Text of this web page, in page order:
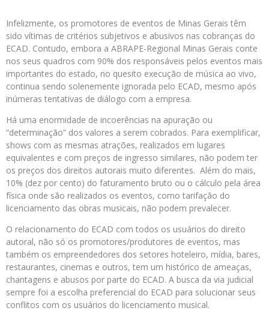
Infelizmente, os promotores de eventos de Minas Gerais têm
sido vítimas de critérios subjetivos e abusivos nas cobranças do
ECAD. Contudo, embora a ABRAPE-Regional Minas Gerais conte
nos seus quadros com 90% dos responsáveis pelos eventos mais
importantes do estado, no quesito execução de música ao vivo,
continua sendo solenemente ignorada pelo ECAD, mesmo após
inúmeras tentativas de diálogo com a empresa.
Há uma enormidade de incoerências na apuração ou
“determinação” dos valores a serem cobrados. Para exemplificar,
shows com as mesmas atrações, realizados em lugares
equivalentes e com preços de ingresso similares, não podem ter
os preços dos direitos autorais muito diferentes. Além do mais,
10% (dez por cento) do faturamento bruto ou o cálculo pela área
física onde são realizados os eventos, como tarifação do
licenciamento das obras musicais, não podem prevalecer.
O relacionamento do ECAD com todos os usuários do direito
autoral, não só os promotores/produtores de eventos, mas
também os empreendedores dos setores hoteleiro, mídia, bares,
restaurantes, cinemas e outros, tem um histórico de ameaças,
chantagens e abusos por parte do ECAD. A busca da via judicial
sempre foi a escolha preferencial do ECAD para solucionar seus
conflitos com os usuários do licenciamento musical.